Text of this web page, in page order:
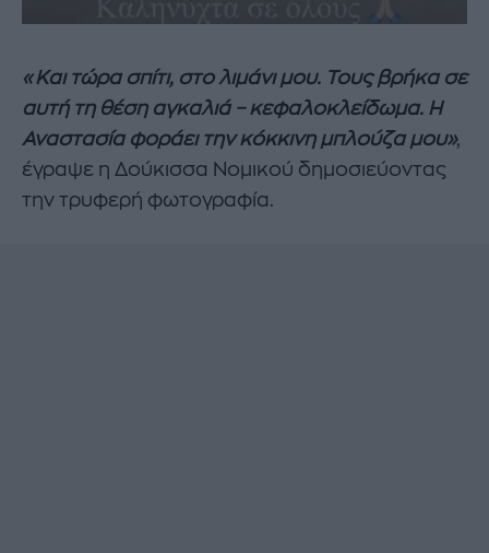
«Και τώρα σπίτι, στο λιμάνι μου. Τους βρήκα σε
αυτή τη θέση αγκαλιά – κεφαλοκλείδωμα. Η
Αναστασία φοράει την κόκκινη μπλούζα μου»,
έγραψε η Δούκισσα Νομικού δημοσιεύοντας
την τρυφερή φωτογραφία.